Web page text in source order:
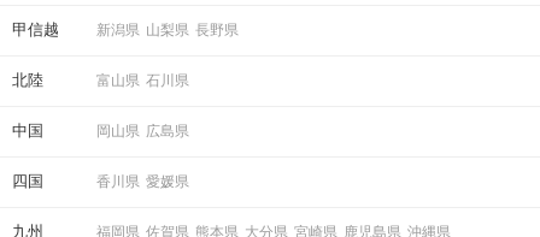
最終投票！
甲信越 新潟県 山梨県 長野県
北陸 富山県 石川県
中国 岡山県 広島県
四国 香川県 愛媛県
九州
福岡県 佐賀県 熊本県 大分県 宮崎県 鹿児島県 沖縄県